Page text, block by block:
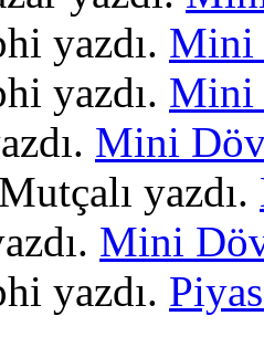
yazdı. Mini
yazdı. Mini
Mini
yazdı.
Mini
yazdı.